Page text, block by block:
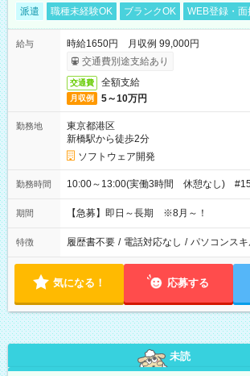
派遣 職種未経験OK ブランクOK WEB登録・面
給与
時給1650円 月収例 99,000円
交通費別途支給あり
交通費 全額支給
月収例 5～10万円
勤務地
東京都港区
新橋駅から徒歩2分
ソフトウェア開発
勤務時間 10:00～13:00(実働3時間 休憩なし)
期間 【急募】即日～長期 ※8月～！
特徴 履歴書不要 / 電話対応なし / パソコンス
気になる！ 応募する
未読